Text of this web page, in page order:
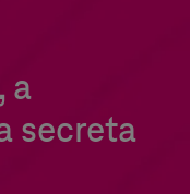
a
secreta